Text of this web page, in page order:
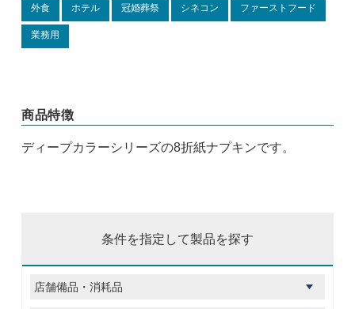
外食 ホテル 冠婚葬祭 シネコン ファーストフード
業務用
商品特徴
ディープカラーシリーズの8折紙ナプキンです。
条件を指定して製品を探す